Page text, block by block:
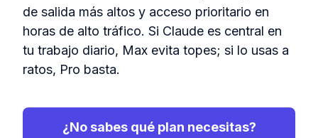
de salida más altos y acceso prioritario en
horas de alto tráfico. Si Claude es central en
tu trabajo diario, Max evita topes; si lo usas a
ratos, Pro basta.
¿No sabes qué plan necesitas?